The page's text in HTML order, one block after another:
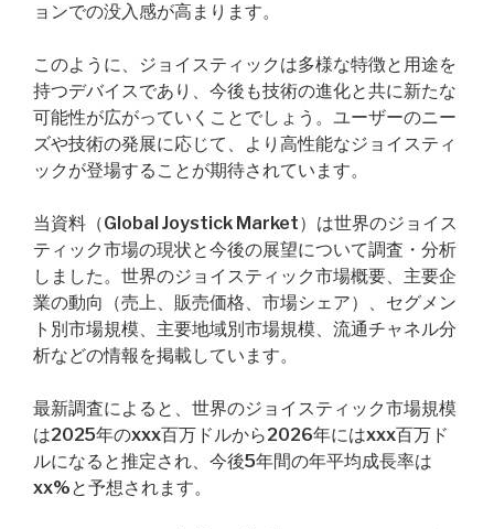
ョンでの没入感が高まります。
このように、ジョイスティックは多様な特徴と用途を
持つデバイスであり、今後も技術の進化と共に新たな
可能性が広がっていくことでしょう。ユーザーのニー
ズや技術の発展に応じて、より高性能なジョイスティ
ックが登場することが期待されています。
当資料（Global Joystick Market）は世界のジョイス
ティック市場の現状と今後の展望について調査・分析
しました。世界のジョイスティック市場概要、主要企
業の動向（売上、販売価格、市場シェア）、セグメン
ト別市場規模、主要地域別市場規模、流通チャネル分
析などの情報を掲載しています。
最新調査によると、世界のジョイスティック市場規模
は2025年のxxx百万ドルから2026年にはxxx百万ド
ルになると推定され、今後5年間の年平均成長率は
xx%と予想されます。